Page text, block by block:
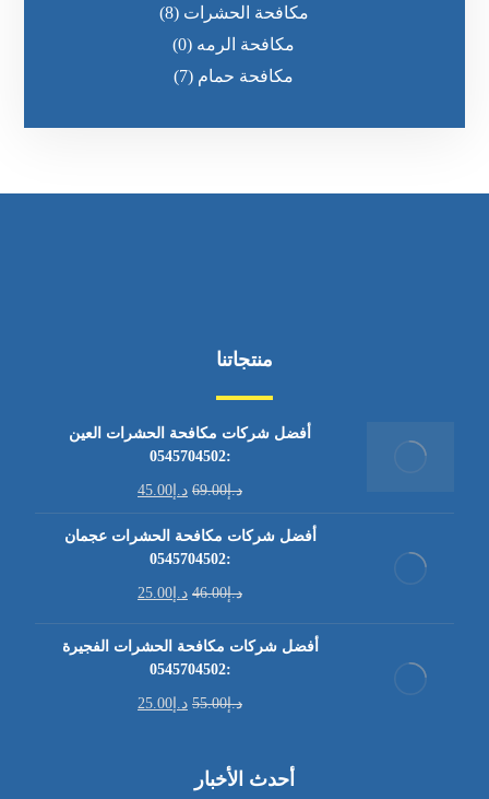
مكافحة الحشرات (8)
مكافحة الرمه (0)
مكافحة حمام (7)
منتجاتنا
أفضل شركات مكافحة الحشرات العين
:0545704502
د.إ69.00 د.إ 45.00
أفضل شركات مكافحة الحشرات عجمان
:0545704502
د.إ46.00 د.إ 25.00
أفضل شركات مكافحة الحشرات الفجيرة
:0545704502
د.إ55.00 د.إ 25.00
أحدث الأخبار